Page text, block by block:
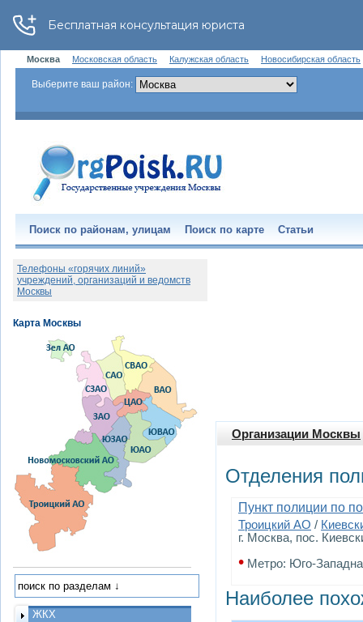
Москва Московская область Калужская область Новосибирская область
Выберите ваш район:
Поиск по районам, улицам Поиск по карте Статьи
Организации Москвы
Отделения
Пункт полиции по
Троицкий АО /
г. Москва, пос.
• Метро: Юго-
Наиболее
Телефоны «горячих линий»
учреждений, организаций и ведомств
Москвы
ЖКХ